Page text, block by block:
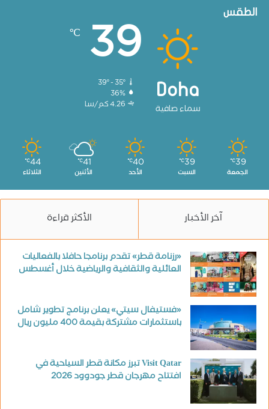
الطقس
Doha
سماء صافية
39
℃
39º - 35º
36%
4.26 كم/سا
39
℃
الجمعة
39
℃
السبت
40
℃
الأحد
41
℃
الأثنين
44
℃
الثلاثاء
آخر الأخبار الأكثر قراءة
«رزنامة قطر» تقدم برنامجا حافلا بالفعاليات
العائلية والثقافية والرياضية خلال أغسطس
«فستيفال سيتي» يعلن برنامج تطوير شامل
باستثمارات مشتركة بقيمة 400 مليون ريال
Visit Qatar تبرز مكانة قطر السياحية في
افتتاح مهرجان قطر جودوود 2026